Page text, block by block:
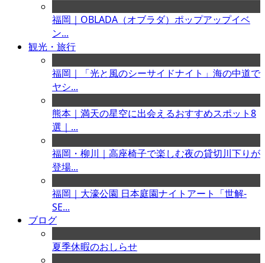
福岡｜OBLADA（オブラダ）ポップアップイベ
ン...
観光・旅行
福岡｜「光と風のシーサイドナイト」海の中道で
ヤシ...
熊本｜満天の星空に出会えるおすすめスポット8
選｜...
福岡・柳川｜高座椅子で楽しむ夜の貸切川下りが
登場...
福岡｜大濠公園 日本庭園ナイトアート「世解-
SE...
ブログ
夏季休暇のおしらせ